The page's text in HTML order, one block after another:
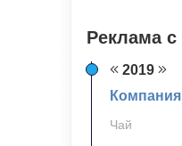
Реклама
2019
Чай